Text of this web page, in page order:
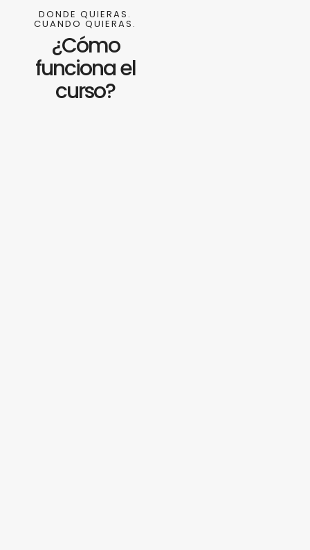
DONDE QUIERAS.
CUANDO QUIERAS.
¿Cómo
funciona el
curso?